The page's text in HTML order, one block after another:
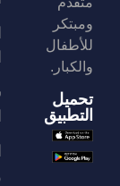
ومبتكر
للأطفال
والكبار.
تحميل
التطبيق